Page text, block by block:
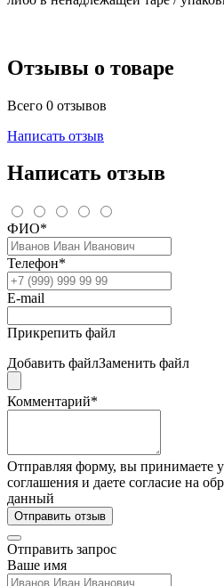
Отзывы о товаре
Всего 0 отзывов
Написать отзыв
Написать отзыв
ФИО*
Телефон*
E-mail
Прикрепить файл
Добавить файлЗаменить файл
Комментарий*
Отправляя форму, вы принимаете
соглашения и даете согласие на
данный
Отправить отзыв
Отправить запрос
Ваше имя